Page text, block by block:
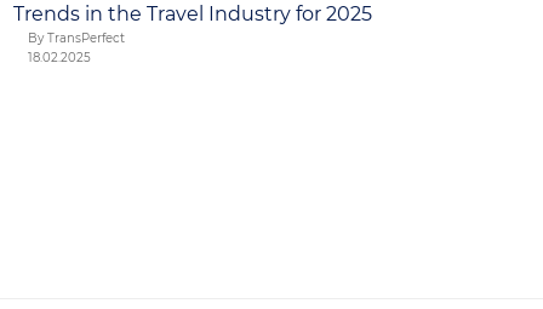
Trends in the Travel Industry for 2025
By TransPerfect
18.02.2025